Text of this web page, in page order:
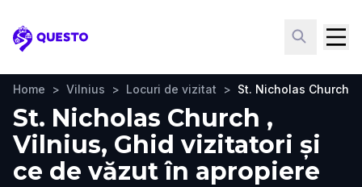
Questo
Home > Vilnius > Locuri de vizitat > St. Nicholas Church
St. Nicholas Church ,
Vilnius, Ghid vizitatori și
ce de văzut în apropiere